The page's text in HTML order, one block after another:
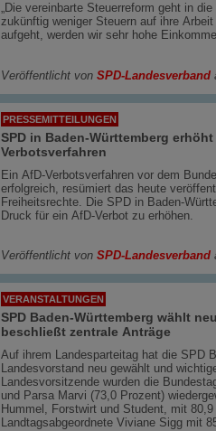
„Die vereinbarte Steuerreform geht in
zukünftig weniger Steuern auf ihre
aufgeht, werden wir sehr hohe
Veröffentlicht von SPD-Landesverband
PRESSEMITTEILUNGEN
SPD in Baden-Württemberg
Verbotsverfahren
Ein AfD-Verbotsverfahren vor dem
erfolgreich, resümiert das heute
Freiheitsrechte. Die SPD in Baden-
Druck für ein AfD-Verbot zu erhöhen.
Veröffentlicht von SPD-Landesverband
VERANSTALTUNGEN
SPD Baden-Württemberg wählt
beschließt zentrale Anträge
Auf ihrem Landesparteitag hat die SPD
Landesvorstand neu gewählt und
Landesvorsitzende wurden die
und Parsa Marvi (73,0 Prozent)
Hummel, Forstwirt und Student, mit
Landtagsabgeordnete Viviane Sigg mit